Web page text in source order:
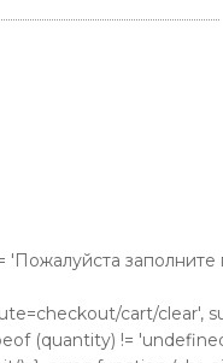
'Пожалуйста
cart/clear',
(quantity) !=